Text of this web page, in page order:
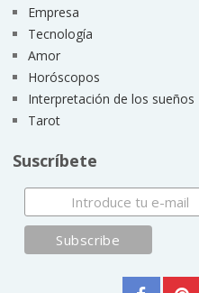
Empresa
Tecnología
Amor
Horóscopos
Interpretación de los sueños
Tarot
Suscríbete